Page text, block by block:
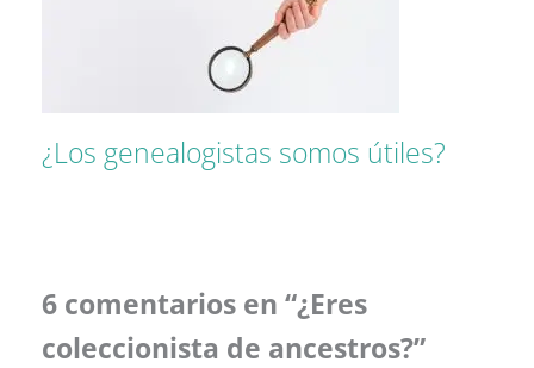
¿Los genealogistas somos útiles?
6 comentarios en “¿Eres
coleccionista de ancestros?”